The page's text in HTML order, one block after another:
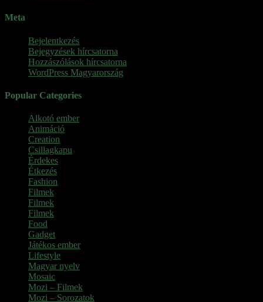
Meta
Bejelentkezés
Bejegyzések hírcsatorna
Hozzászólások hírcsatorna
WordPress Magyarország
Popular Categories
Alkotó ember
Animáció
Creation
Csillagkapu
Érdekes
Étkezés
Fashion
Filmek
Filmek
Filmek
Food
Gadget
Játékos ember
Lifestyle
Magyar nyelv
Mosaic
Mozi – Filmek
Mozi – Sorozatok